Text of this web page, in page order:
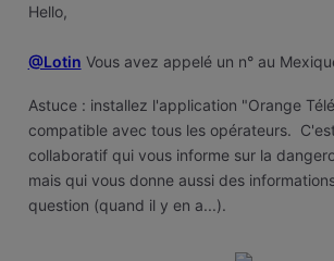
Hello,
@Lotin Vous avez appelé un n° au
Astuce : installez l'application "Orange
compatible avec tous les opérateurs.
collaboratif qui vous informe sur la
mais qui vous donne aussi des
question (quand il y en a...).